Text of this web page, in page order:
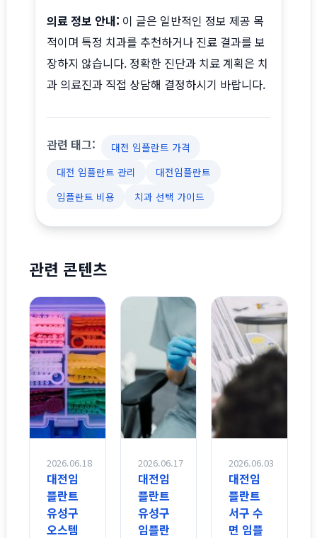
의료 정보 안내: 이 글은 일반적인 정보 제공 목
적이며 특정 치과를 추천하거나 진료 결과를 보
장하지 않습니다. 정확한 진단과 치료 계획은 치
과 의료진과 직접 상담해 결정하시기 바랍니다.
관련 태그:
대전 임플란트 가격
대전 임플란트 관리
대전임플란트
임플란트 비용
치과 선택 가이드
관련 콘텐츠
2026.06.18
대전임
플란트
유성구
오스템
2026.06.17
대전임
플란트
유성구
임플란
2026.06.03
대전임
플란트
서구 수
면 임플